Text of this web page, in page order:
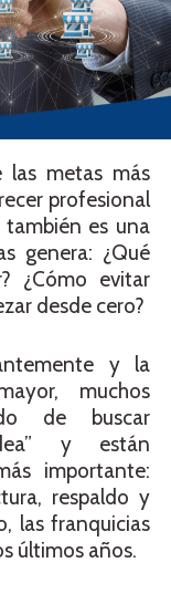
las metas más
profesional
es una
genera: ¿Qué
¿Cómo evitar
desde cero?
y la
muchos
de buscar
y están
importante:
respaldo y
las franquicias
últimos años.